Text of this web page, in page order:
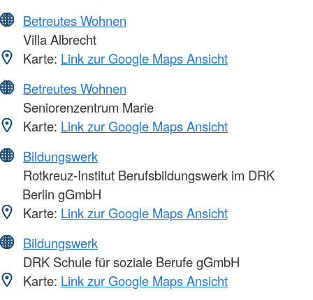
Betreutes Wohnen
Villa Albrecht
Karte: Link zur Google Maps Ansicht
Betreutes Wohnen
Seniorenzentrum Marie
Karte: Link zur Google Maps Ansicht
Bildungswerk
Rotkreuz-Institut Berufsbildungswerk im DRK
Berlin gGmbH
Karte: Link zur Google Maps Ansicht
Bildungswerk
DRK Schule für soziale Berufe gGmbH
Karte: Link zur Google Maps Ansicht